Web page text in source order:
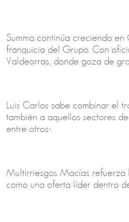
Summa continúa creciendo
franquicia del Grupo. Con
Valdeorras, donde goza de
Luis Carlos sabe combinar el
también a aquellos sectores
entre otros-.
Multirriesgos Macías refuerza
como una oferta líder dentro